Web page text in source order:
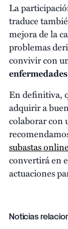
La
traduce
mejora de la
problemas
convivir con
enfermedades
En definitiva,
adquirir a
colaborar con
subastas online
convertirá en
actuaciones
Noticias